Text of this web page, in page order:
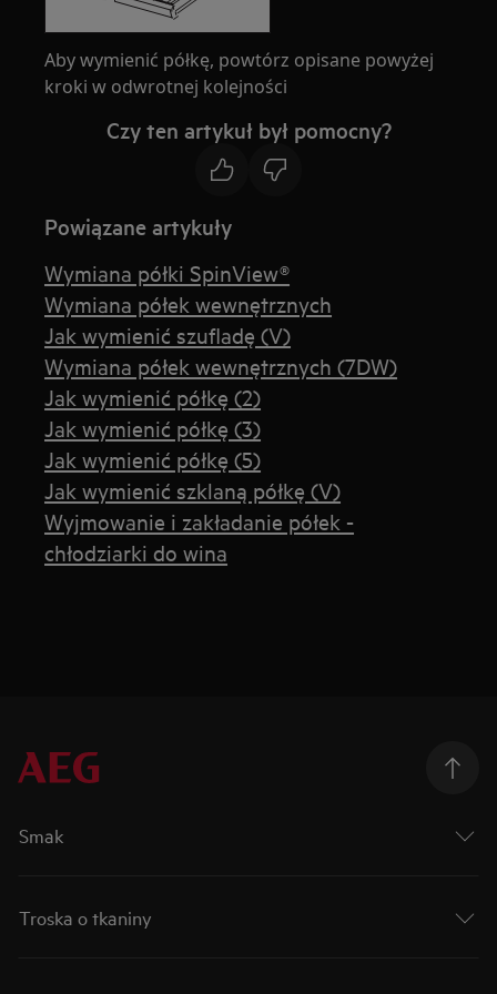
Aby wymienić półkę, powtórz opisane powyżej
kroki w odwrotnej kolejności
Czy ten artykuł był pomocny?
Powiązane artykuły
Wymiana półki SpinView®
Wymiana półek wewnętrznych
Jak wymienić szufladę (V)
Wymiana półek wewnętrznych (7DW)
Jak wymienić półkę (2)
Jak wymienić półkę (3)
Jak wymienić półkę (5)
Jak wymienić szklaną półkę (V)
Wyjmowanie i zakładanie półek -
chłodziarki do wina
Smak
Troska o tkaniny